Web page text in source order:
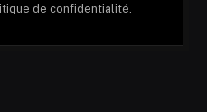
de confidentialité.